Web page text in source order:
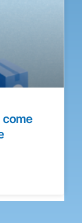
come